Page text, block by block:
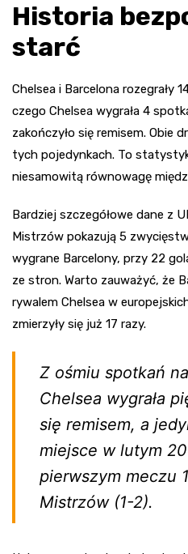
Historia
starć
Chelsea i Barcelona rozegrały
czego Chelsea wygrała 4
zakończyło się remisem. Obie
tych pojedynkach. To
niesamowitą równowagę
Bardziej szczegółowe dane z
Mistrzów pokazują 5
wygrane Barcelony, przy 22
ze stron. Warto zauważyć, że
rywalem Chelsea w
zmierzyły się już 17 razy.
Z ośmiu spotkań
Chelsea wygrała
się remisem, a
miejsce w lutym
pierwszym meczu
Mistrzów (1-2).